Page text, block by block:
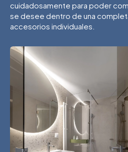
cuidadosamente para poder
se desee dentro de una
accesorios individuales.